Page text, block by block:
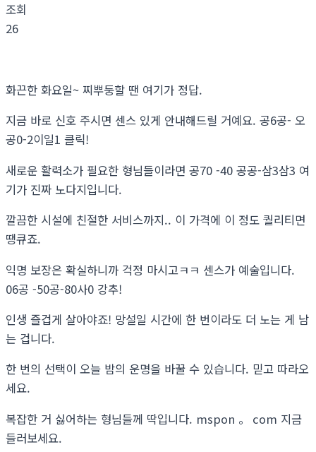
조회
26
화끈한 화요일~ 찌뿌둥할 땐 여기가 정답.
지금 바로 신호 주시면 센스 있게 안내해드릴 거예요. 공6공- 오
공0-2이일1 클릭!
새로운 활력소가 필요한 형님들이라면 공70 -40 공공-삼3삼3 여
기가 진짜 노다지입니다.
깔끔한 시설에 친절한 서비스까지.. 이 가격에 이 정도 퀄리티면
땡큐죠.
익명 보장은 확실하니까 걱정 마시고ㅋㅋ 센스가 예술입니다.
06공 -50공-80사0 강추!
인생 즐겁게 살아야죠! 망설일 시간에 한 번이라도 더 노는 게 남
는 겁니다.
한 번의 선택이 오늘 밤의 운명을 바꿀 수 있습니다. 믿고 따라오
세요.
복잡한 거 싫어하는 형님들께 딱입니다. mspon 。 com 지금
들러보세요.